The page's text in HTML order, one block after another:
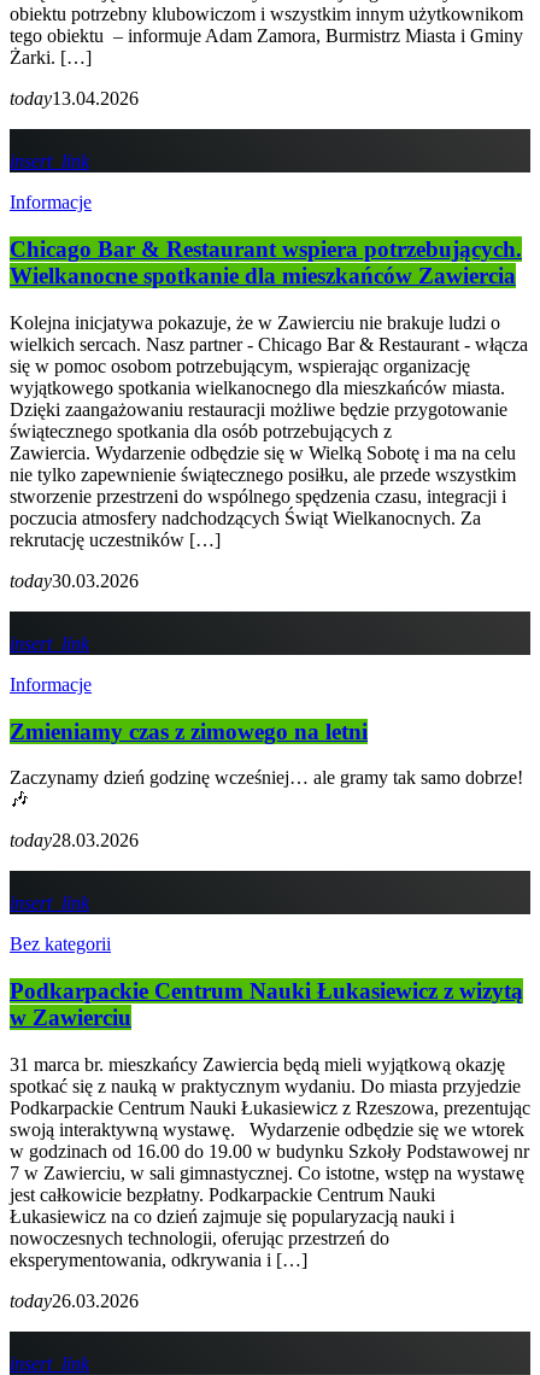
obiektu potrzebny klubowiczom i wszystkim innym użytkownikom
tego obiektu – informuje Adam Zamora, Burmistrz Miasta i Gminy
Żarki. […]
today13.04.2026
insert_link
Informacje
Chicago Bar & Restaurant wspiera potrzebujących.
Wielkanocne spotkanie dla mieszkańców Zawiercia
Kolejna inicjatywa pokazuje, że w Zawierciu nie brakuje ludzi o
wielkich sercach. Nasz partner - Chicago Bar & Restaurant - włącza
się w pomoc osobom potrzebującym, wspierając organizację
wyjątkowego spotkania wielkanocnego dla mieszkańców miasta.
Dzięki zaangażowaniu restauracji możliwe będzie przygotowanie
świątecznego spotkania dla osób potrzebujących z
Zawiercia. Wydarzenie odbędzie się w Wielką Sobotę i ma na celu
nie tylko zapewnienie świątecznego posiłku, ale przede wszystkim
stworzenie przestrzeni do wspólnego spędzenia czasu, integracji i
poczucia atmosfery nadchodzących Świąt Wielkanocnych. Za
rekrutację uczestników […]
today30.03.2026
insert_link
Informacje
Zmieniamy czas z zimowego na letni
Zaczynamy dzień godzinę wcześniej… ale gramy tak samo dobrze!
🎶
today28.03.2026
insert_link
Bez kategorii
Podkarpackie Centrum Nauki Łukasiewicz z wizytą
w Zawierciu
31 marca br. mieszkańcy Zawiercia będą mieli wyjątkową okazję
spotkać się z nauką w praktycznym wydaniu. Do miasta przyjedzie
Podkarpackie Centrum Nauki Łukasiewicz z Rzeszowa, prezentując
swoją interaktywną wystawę. Wydarzenie odbędzie się we wtorek
w godzinach od 16.00 do 19.00 w budynku Szkoły Podstawowej nr
7 w Zawierciu, w sali gimnastycznej. Co istotne, wstęp na wystawę
jest całkowicie bezpłatny. Podkarpackie Centrum Nauki
Łukasiewicz na co dzień zajmuje się popularyzacją nauki i
nowoczesnych technologii, oferując przestrzeń do
eksperymentowania, odkrywania i […]
today26.03.2026
insert_link